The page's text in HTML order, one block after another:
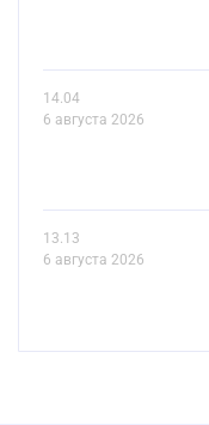
14.04
6 августа 2026
13.13
6 августа 2026